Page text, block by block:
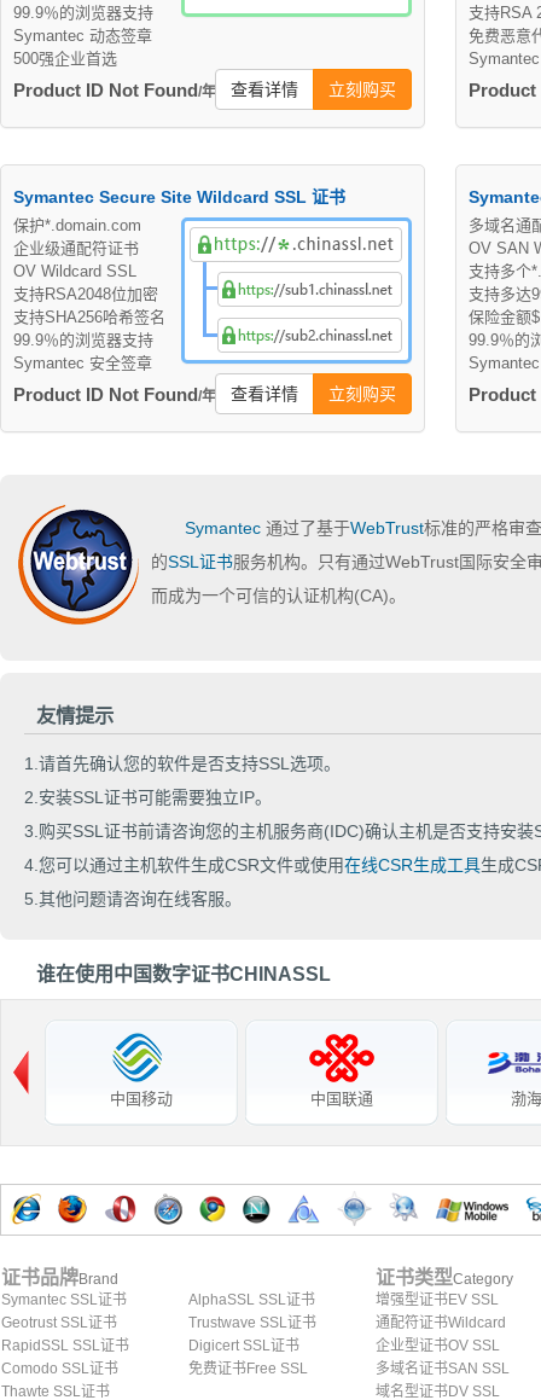
99.9％的浏览器支持
Symantec 动态签章
500强企业首选
Product ID Not Found/年 查看详情 立刻购买
支持RSA
免费恶意
Product
Symantec Secure Site Wildcard SSL 证书
保护*.domain.com
企业级通配符证书
OV Wildcard SSL
支持RSA2048位加密
支持SHA256哈希签名
99.9％的浏览器支持
Symantec 安全签章
Product ID Not Found/年 查看详情 立刻购买
多域名通
OV SAN
支持多个
支持多达
保险金额
99.9％的
Product
Symantec 通过了基于WebTrust标准的严格审
的SSL证书服务机构。只有通过WebTrust国际安全
而成为一个可信的认证机构(CA)。
友情提示
1.请首先确认您的软件是否支持SSL选项。
2.安装SSL证书可能需要独立IP。
3.购买SSL证书前请咨询您的主机服务商(IDC)确认主机是否支持安装
4.您可以通过主机软件生成CSR文件或使用在线CSR生成工具生成
5.其他问题请咨询在线客服。
谁在使用中国数字证书CHINASSL
中国移动 中国联通 渤
证书品牌Brand
Symantec SSL证书
Geotrust SSL证书
RapidSSL SSL证书
Comodo SSL证书
Thawte SSL证书
AlphaSSL SSL证书
Trustwave SSL证书
Digicert SSL证书
免费证书Free SSL
证书类型Category
增强型证书EV SSL
通配符证书Wildcard
企业型证书OV SSL
多域名证书SAN SSL
域名型证书DV SSL